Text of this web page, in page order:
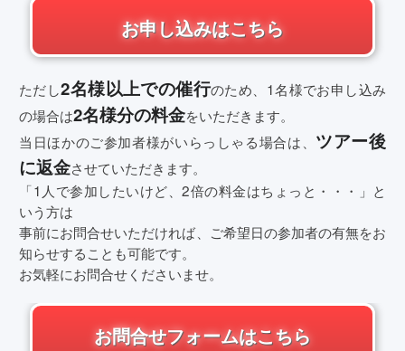
お申し込みはこちら
ただし2名様以上での催行のため、1名様でお申し込み
の場合は2名様分の料金をいただきます。
当日ほかのご参加者様がいらっしゃる場合は、 ツアー後
に返金させていただきます。
「1人で参加したいけど、2倍の料金はちょっと・・・」と
いう方は
事前にお問合せいただければ、ご希望日の参加者の有無をお
知らせすることも可能です。
お気軽にお問合せくださいませ。
お問合せフォームはこちら